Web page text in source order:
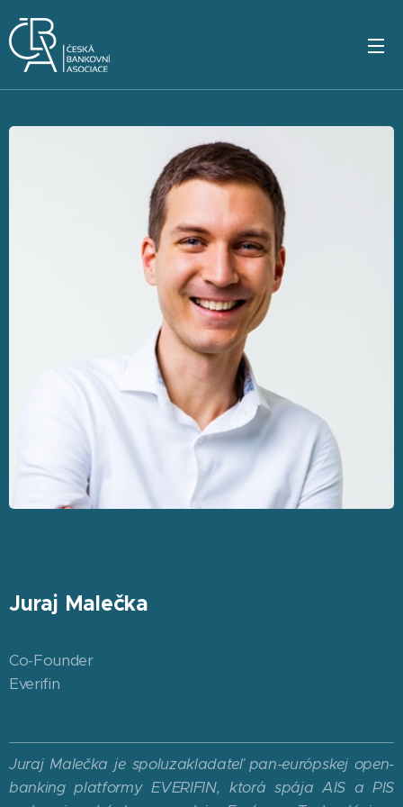
Juraj Malečka
Co-Founder
Everifin
Juraj Malečka je spoluzakladateľ pan-európskej open-
banking platformy EVERIFIN, ktorá spája AIS a PIS